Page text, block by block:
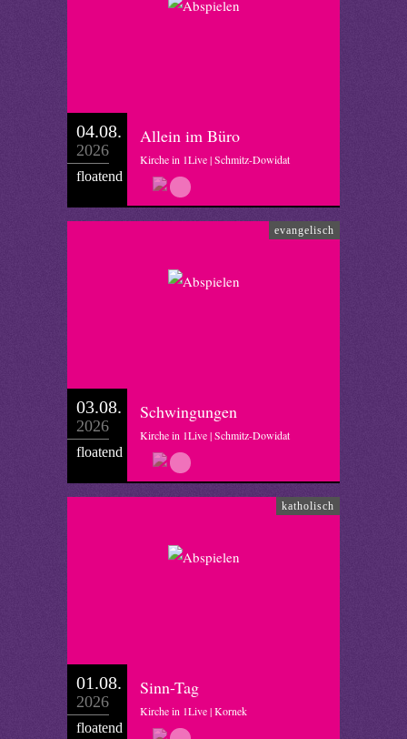
04.08.
2026
floatend
Allein im Büro
Kirche in 1Live | Schmitz-Dowidat
evangelisch
03.08.
2026
floatend
Schwingungen
Kirche in 1Live | Schmitz-Dowidat
katholisch
01.08.
2026
floatend
Sinn-Tag
Kirche in 1Live | Kornek